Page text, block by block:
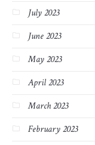
July 2023
June 2023
May 2023
April 2023
March 2023
February 2023